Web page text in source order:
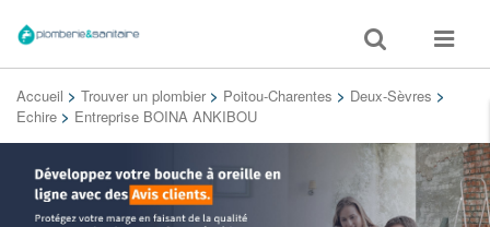
Toggle
search
Toggle
Accueil > Trouver un plombier > Poitou-Charentes > Deux-Sèvres >
Echire > Entreprise BOINA ANKIBOU